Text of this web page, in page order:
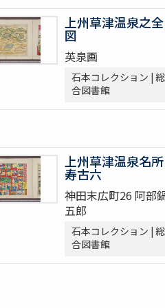
上州草津温泉之全
図
英泉画
石本コレクション | 総
合図書館
上州草津温泉名所
寿古六
神田末広町26 阿部
五郎
石本コレクション | 総
合図書館